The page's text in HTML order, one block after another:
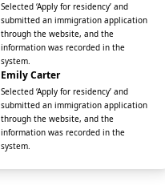
Selected ‘Apply for residency’ and
submitted an immigration application
through the website, and the
information was recorded in the
system.
Emily Carter
Selected ‘Apply for residency’ and
submitted an immigration application
through the website, and the
information was recorded in the
system.